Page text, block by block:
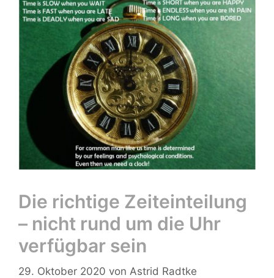
Die richtige Zeiteinteilung
– nicht rund um die Uhr
verfügbar sein
29. Oktober 2020 von Astrid Radtke